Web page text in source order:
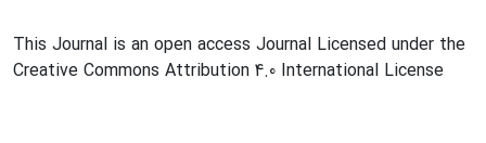
This Journal is an open access Journal Licensed under the
Creative Commons Attribution 4.0 International License